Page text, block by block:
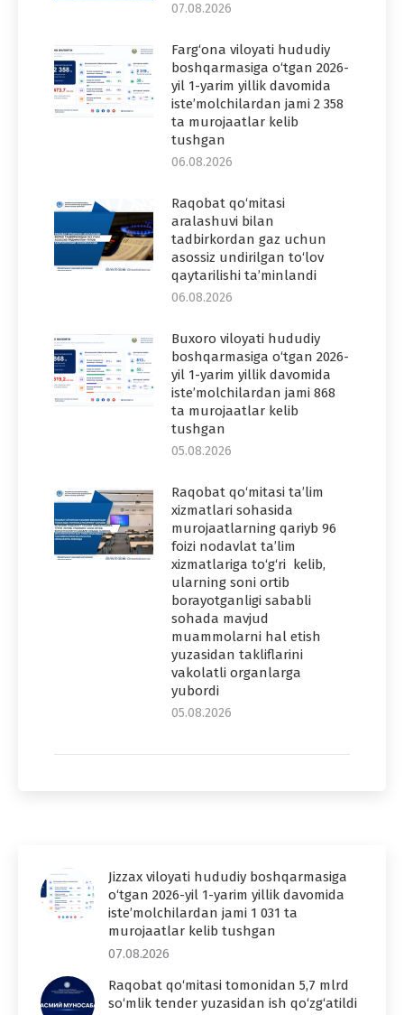
07.08.2026
Farg‘ona viloyati hududiy
boshqarmasiga o‘tgan 2026-
yil 1-yarim yillik davomida
iste’molchilardan jami 2 358
ta murojaatlar kelib
tushgan
06.08.2026
Raqobat qo‘mitasi
aralashuvi bilan
tadbirkordan gaz uchun
asossiz undirilgan to‘lov
qaytarilishi ta’minlandi
06.08.2026
Buxoro viloyati hududiy
boshqarmasiga o‘tgan 2026-
yil 1-yarim yillik davomida
iste’molchilardan jami 868
ta murojaatlar kelib
tushgan
05.08.2026
Raqobat qo‘mitasi ta’lim
xizmatlari sohasida
murojaatlarning qariyb 96
foizi nodavlat ta’lim
xizmatlariga to‘g‘ri kelib,
ularning soni ortib
borayotganligi sababli
sohada mavjud
muammolarni hal etish
yuzasidan takliflarini
vakolatli organlarga
yubordi
05.08.2026
Jizzax viloyati hududiy boshqarmasiga
o‘tgan 2026-yil 1-yarim yillik davomida
iste’molchilardan jami 1 031 ta
murojaatlar kelib tushgan
07.08.2026
Raqobat qo‘mitasi tomonidan 5,7 mlrd
so‘mlik tender yuzasidan ish qo‘zg‘atildi